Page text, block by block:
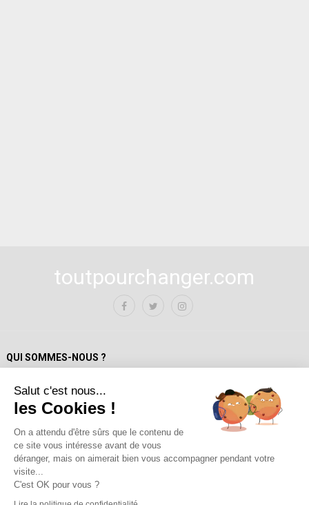
toutpourchanger.com
QUI SOMMES-NOUS ?
Mentions Légales
Politique de confidentialité
A propos de toutpourchanger.com
Fondateur et auteur / Yves Deloison
Les auteur.trices
Contact
Salut c'est nous...
les Cookies !
On a attendu d'être sûrs que le contenu de
ce site vous intéresse avant de vous
déranger, mais on aimerait bien vous accompagner pendant votre
visite...
C'est OK pour vous ?